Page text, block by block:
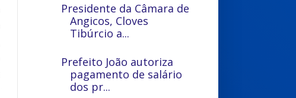
Presidente da Câmara de
Angicos, Cloves
Tibúrcio a...
Prefeito João autoriza
pagamento de salário
dos pr...